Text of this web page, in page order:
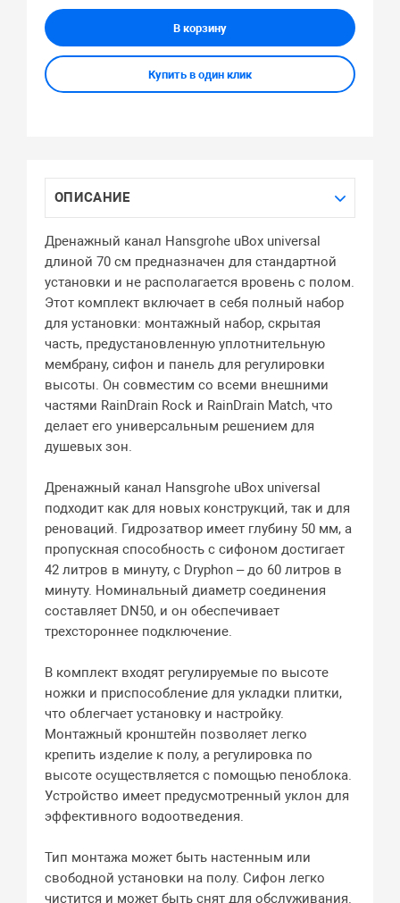
В корзину
Купить в один клик
ОПИСАНИЕ
Дренажный канал Hansgrohe uBox universal
длиной 70 см предназначен для стандартной
установки и не располагается вровень с полом.
Этот комплект включает в себя полный набор
для установки: монтажный набор, скрытая
часть, предустановленную уплотнительную
мембрану, сифон и панель для регулировки
высоты. Он совместим со всеми внешними
частями RainDrain Rock и RainDrain Match, что
делает его универсальным решением для
душевых зон.
Дренажный канал Hansgrohe uBox universal
подходит как для новых конструкций, так и для
реноваций. Гидрозатвор имеет глубину 50 мм, а
пропускная способность с сифоном достигает
42 литров в минуту, с Dryphon – до 60 литров в
минуту. Номинальный диаметр соединения
составляет DN50, и он обеспечивает
трехстороннее подключение.
В комплект входят регулируемые по высоте
ножки и приспособление для укладки плитки,
что облегчает установку и настройку.
Монтажный кронштейн позволяет легко
крепить изделие к полу, а регулировка по
высоте осуществляется с помощью пеноблока.
Устройство имеет предусмотренный уклон для
эффективного водоотведения.
Тип монтажа может быть настенным или
свободной установки на полу. Сифон легко
чистится и может быть снят для обслуживания.